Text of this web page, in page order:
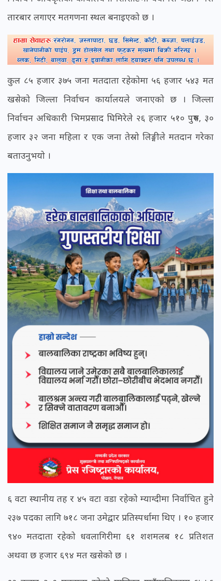
तारबार लगाएर मतगणना स्थल बनाइएको छ ।
कुल ८५ हजार ३७५ जना मतदाता रहेकोमा ५६ हजार ५४३ मत
खसेको जिल्ला निर्वाचन कार्यालयले जनाएको छ । जिल्ला
निर्वाचन अधिकारी भिमप्रसाद घिमिरेले २६ हजार ५१० पुरुष, ३०
हजार ३२ जना महिला र एक जना तेस्रो लिङ्गीले मतदान गरेका
बताउनुभयो ।
६ वटा स्थानीय तह र ४५ वटा वडा रहेको म्याग्दीमा निर्वाचित हुने
२३७ पदका लागि ७१८ जना उमेद्वार प्रतिस्पर्धामा थिए । १० हजार
९४० मतदाता रहेको धवलागिरीमा ६१ शशमलब १८ प्रतिशत
अथवा छ हजार ६९४ मत खसेको छ ।